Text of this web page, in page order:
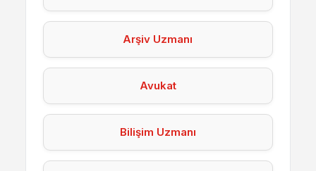
Arşiv Uzmanı
Avukat
Bilişim Uzmanı